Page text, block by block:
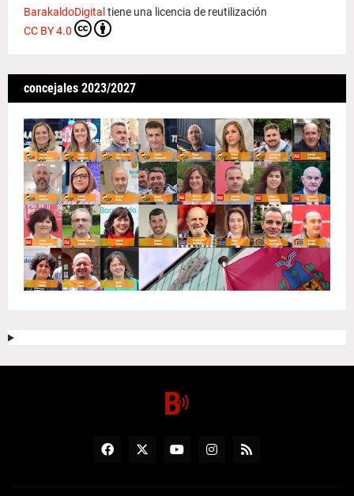
BarakaldoDigital tiene una licencia de reutilización
CC BY 4.0
concejales 2023/2027